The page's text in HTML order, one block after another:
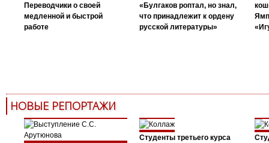
Переводчики о своей
медленной и быстрой
работе
«Булгаков роптал, но знал,
что принадлежит к ордену
русской литературы»
НОВЫЕ РЕПОРТАЖИ
Студенты третьего курса